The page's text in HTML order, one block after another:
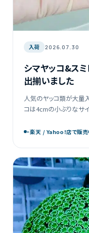
入荷 2026.07.30
シマヤッコ&ス
出揃いました
人気のヤッコ類が大量
コは4cmの小ぶりなサ
ら大型まで幅広くライン
・楽天 / Yahoo!店で販売